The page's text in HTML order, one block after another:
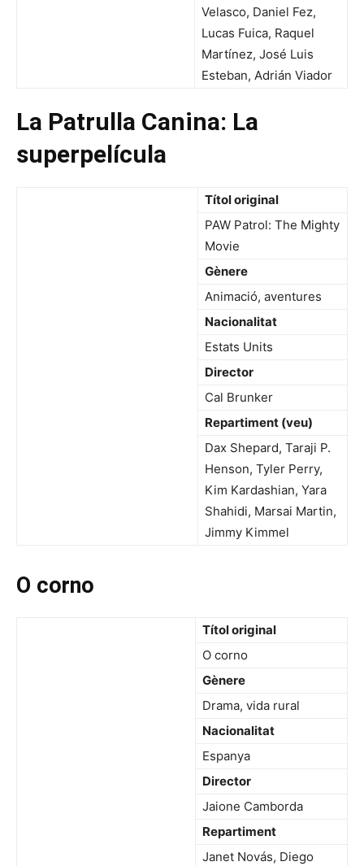
Velasco, Daniel Fez,
Lucas Fuica, Raquel
Martínez, José Luis
Esteban, Adrián Viador
La Patrulla Canina: La
superpelícula
Títol original
PAW Patrol: The Mighty
Movie
Gènere
Animació, aventures
Nacionalitat
Estats Units
Director
Cal Brunker
Repartiment (veu)
Dax Shepard, Taraji P.
Henson, Tyler Perry,
Kim Kardashian, Yara
Shahidi, Marsai Martin,
Jimmy Kimmel
O corno
Títol original
O corno
Gènere
Drama, vida rural
Nacionalitat
Espanya
Director
Jaione Camborda
Repartiment
Janet Novás, Diego